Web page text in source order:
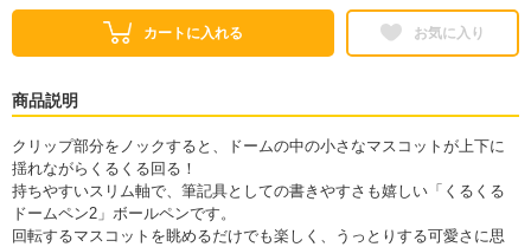
カートに入れる お気に入り
商品説明
クリップ部分をノックすると、ドームの中の小さなマスコットが上下に
揺れながらくるくる回る！
持ちやすいスリム軸で、筆記具としての書きやすさも嬉しい「くるくる
ドームペン2」ボールペンです。
回転するマスコットを眺めるだけでも楽しく、うっとりする可愛さに思